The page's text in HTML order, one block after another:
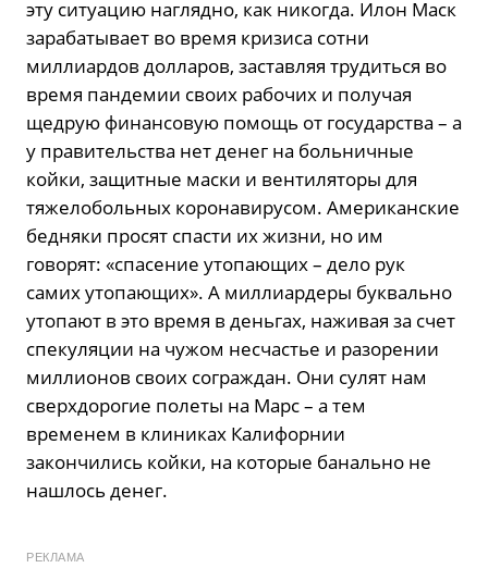
эту ситуацию наглядно, как никогда. Илон Маск
зарабатывает во время кризиса сотни
миллиардов долларов, заставляя трудиться во
время пандемии своих рабочих и получая
щедрую финансовую помощь от государства – а
у правительства нет денег на больничные
койки, защитные маски и вентиляторы для
тяжелобольных коронавирусом. Американские
бедняки просят спасти их жизни, но им
говорят: «спасение утопающих – дело рук
самих утопающих». А миллиардеры буквально
утопают в это время в деньгах, наживая за счет
спекуляции на чужом несчастье и разорении
миллионов своих сограждан. Они сулят нам
сверхдорогие полеты на Марс – а тем
временем в клиниках Калифорнии
закончились койки, на которые банально не
нашлось денег.
РЕКЛАМА